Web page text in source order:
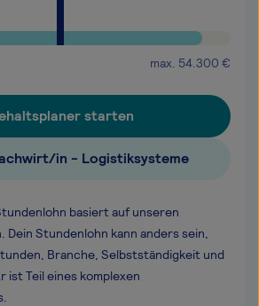
max. 54.300 €
starten
in - Logistiksysteme
basiert auf unseren
Dein Stundenlohn kann anders sein,
Branche, Selbstständigkeit und
ist Teil eines komplexen